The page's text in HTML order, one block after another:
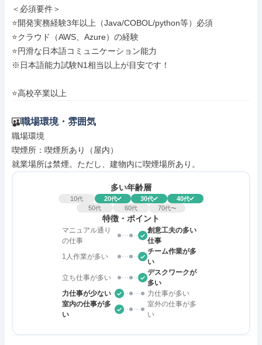
＜必須要件＞
⭐開発実務経験3年以上（Java/COBOL/python等）必須
⭐クラウド（AWS、Azure）の経験
⭐円滑な日本語コミュニケーション能力
※日本語能力試験N1相当以上が目安です！
⭐高校卒業以上
職場環境・雰囲気
職場環境
喫煙所：喫煙所あり（屋内）
就業場所は禁煙。ただし、建物内に喫煙場所あり。
多い年齢層
10代 20代 30代 40代
50代 60代 70代〜
特徴・ポイント
マニュアル通り
の仕事
創意工夫の多い
仕事
1人作業が多い
チーム作業が多
い
立ち仕事が多い
デスクワークが
多い
力仕事が少ない
力仕事が多い
室内の仕事が多
い
室外の仕事が多
い